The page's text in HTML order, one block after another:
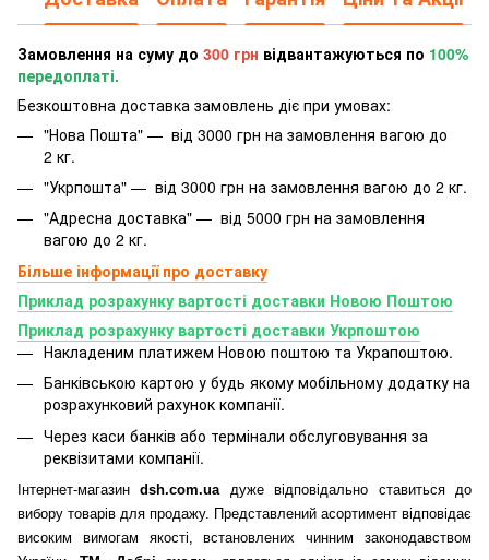
Замовлення на суму до 300 грн відвантажуються по 100%
передоплаті.
Безкоштовна доставка замовлень діє при умовах:
"Нова Пошта" — від 3000 грн на замовлення вагою до
2 кг.
"Укрпошта" — від 3000 грн на замовлення вагою до 2 кг.
"Адресна доставка" — від 5000 грн на замовлення
вагою до 2 кг.
Більше інформації про доставку
Приклад розрахунку вартості доставки Новою Поштою
Приклад розрахунку вартості доставки Укрпоштою
Накладеним платижем Новою поштою та Украпоштою.
Банківською картою у будь якому мобільному додатку на
розрахунковий рахунок компанії.
Через каси банків або термінали обслуговування за
реквізитами компанії.
Інтернет-магазинdsh.com.ua дуже відповідально ставиться до
вибору товарів для продажу. Представлений асортимент відповідає
високим вимогам якості, встановлених чинним законодавством